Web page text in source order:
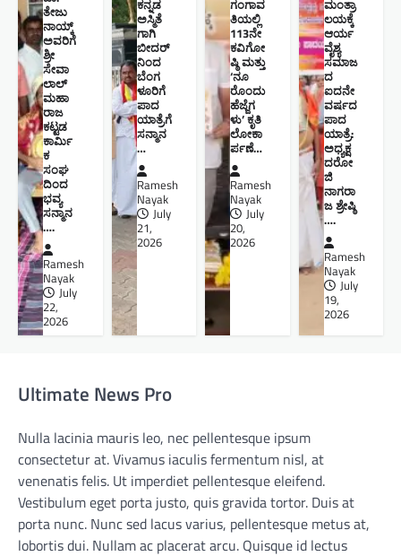
ತೇಜು
ನಾಯ್ಕ್
ಅವರಿಗೆ
ಶ್ರೀ
ಸೇವಾ
ಲಾಲ್
ಮಹಾ
ರಾಜ
ಕಟ್ಟಡ
ಕಾರ್ಮಿ
ಕ
ಸಂಘ
ದಿಂದ
ಭವ್ಯ
ಸನ್ಮಾನ
….
Ramesh
Nayak
July
22,
2026
ಕನ್ನಡ
ಅಸ್ಮಿತೆ
ಗಾಗಿ
ಬೀದರ್
ನಿಂದ
ಬೆಂಗ
ಳೂರಿಗೆ
ಪಾದ
ಯಾತ್ರೆಗೆ
ಸನ್ಮಾನ
…
Ramesh
Nayak
July
21,
2026
ಗಂಗಾವ
ತಿಯಲ್ಲಿ
113ನೇ
ಕವಿಗೋ
ಷ್ಠಿ ಮತ್ತು
‘ನೂ
ರೊಂದು
ಹೆಜ್ಜೆಗ
ಳು’ ಕೃತಿ
ಲೋಕಾ
ರ್ಪಣೆ…
Ramesh
Nayak
July
20,
2026
ಮಂತ್ರಾ
ಲಯಕ್ಕೆ
ಆರ್ಯ
ವೈಶ್ಯ
ಸಮಾಜ
ದ
ಐದನೇ
ವರ್ಷದ
ಪಾದ
ಯಾತ್ರೆ:
ಅಧ್ಯಕ್ಷ
ದರೋ
ಜಿ
ನಾಗರಾ
ಜ ಶ್ರೇಷ್ಠಿ ​
….
Ramesh
Nayak
July
19,
2026
Ultimate News Pro
Nulla lacinia mauris leo, nec pellentesque ipsum
consectetur at. Vivamus iaculis fermentum nisl, at
venenatis felis. Ut imperdiet pellentesque eleifend.
Vestibulum eget porta justo, quis gravida tortor. Duis at
porta nunc. Nunc sed lacus varius, pellentesque metus at,
lobortis dui. Nullam ac placerat arcu. Quisque id lectus